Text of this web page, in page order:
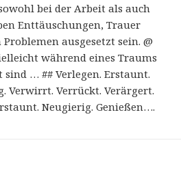
bei der Arbeit als auch
Enttäuschungen, Trauer
ausgesetzt sein. @
während eines Traums
sind … ## Verlegen. Erstaunt.
Verwirrt. Verrückt. Verärgert.
Neugierig. Genießen….